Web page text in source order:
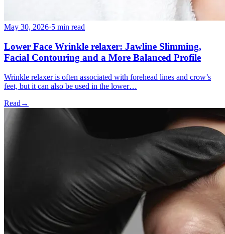
May 30, 2026·5 min read
Lower Face Wrinkle relaxer: Jawline Slimming,
Facial Contouring and a More Balanced Profile
Wrinkle relaxer is often associated with forehead lines and crow’s
feet, but it can also be used in the lower…
Read →